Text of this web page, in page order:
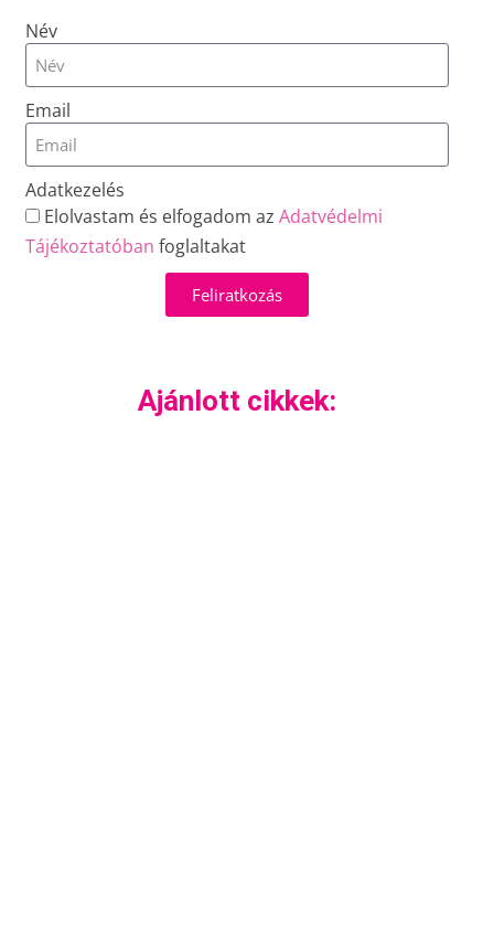
Név
Email
Adatkezelés
Elolvastam és elfogadom azAdatvédelmi
Tájékoztatóban foglaltakat
Feliratkozás
Ajánlott cikkek: